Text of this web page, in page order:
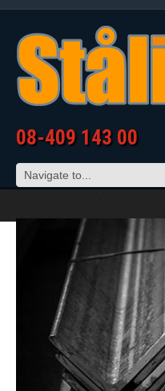
08-409 143 00